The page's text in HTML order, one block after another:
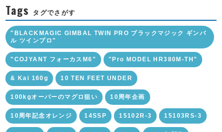
Tags タグでさがす
"BLACKMAGIC GIMBAL TWIN PRO ブラックマジック ギンバ
ル ツインプロ"
"COJYANT フォーカスM6" "Pro MODEL HR380M-TH"
& Kai 160g 10 TEN FEET UNDER
100kgオーバーのマグロ狙い 10周年企画
10周年記念オレンジ 14SSP 15102R-3 15103RS-3